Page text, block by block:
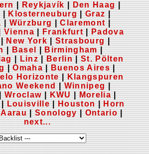
Reykjavík Den Haag
Klosterneuburg |Graz
Würzburg |Claremont
Vienna Frankfurt
Padova
New York |Strasbourg
Basel Birmingham
Linz Berlin
St. Pölten
|Omaha Buenos Aires
Horizonte
Klangspuren
Weekend Winnipeg
|Wroclaw KWU Morelia
Louisville Houston
Horn
Aarau Sonology Ontario
next...